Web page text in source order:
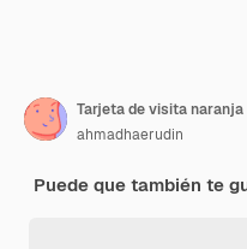
Tarjeta de visita naranja
ahmadhaerudin
Puede que también te